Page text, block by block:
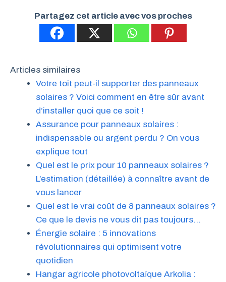
Partagez cet article avec vos proches
Articles similaires
Votre toit peut-il supporter des panneaux
solaires ? Voici comment en être sûr avant
d’installer quoi que ce soit !
Assurance pour panneaux solaires :
indispensable ou argent perdu ? On vous
explique tout
Quel est le prix pour 10 panneaux solaires ?
L’estimation (détaillée) à connaître avant de
vous lancer
Quel est le vrai coût de 8 panneaux solaires ?
Ce que le devis ne vous dit pas toujours…
Énergie solaire : 5 innovations
révolutionnaires qui optimisent votre
quotidien
Hangar agricole photovoltaïque Arkolia :